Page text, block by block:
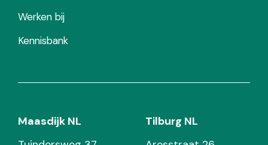
Werken bij
Kennisbank
Maasdijk NL
Tilburg NL